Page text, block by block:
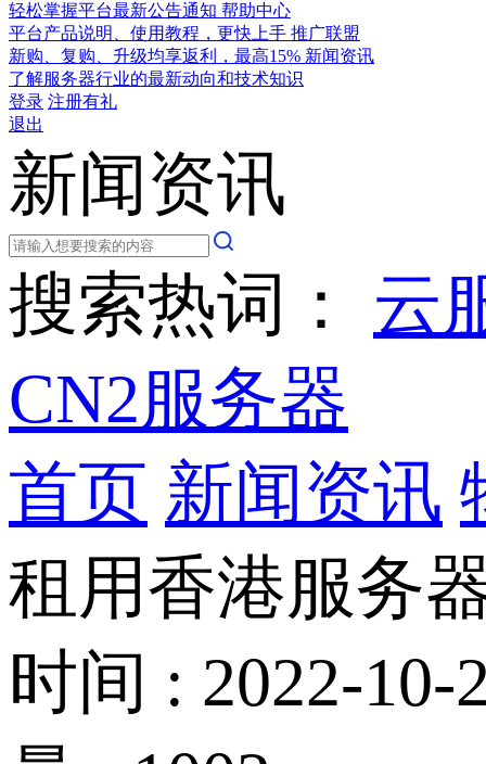
轻松掌握平台最新公告通知 帮助中心
平台产品说明、使用教程，更快上手 推广联盟
新购、复购、升级均享返利，最高15% 新闻资讯
了解服务器行业的最新动向和技术知识
登录 注册有礼
退出
新闻资讯
搜索热词： 云
CN2服务器
首页 新闻资讯
租用香港服务
时间 : 2022-10-